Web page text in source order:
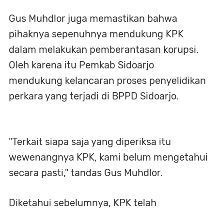
Gus Muhdlor juga memastikan bahwa
pihaknya sepenuhnya mendukung KPK
dalam melakukan pemberantasan korupsi.
Oleh karena itu Pemkab Sidoarjo
mendukung kelancaran proses penyelidikan
perkara yang terjadi di BPPD Sidoarjo.
"Terkait siapa saja yang diperiksa itu
wewenangnya KPK, kami belum mengetahui
secara pasti," tandas Gus Muhdlor.
Diketahui sebelumnya, KPK telah